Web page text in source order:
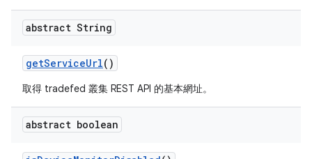
abstract String
getServiceUrl()
取得 tradefed 叢集 REST API 的基本網址。
abstract boolean